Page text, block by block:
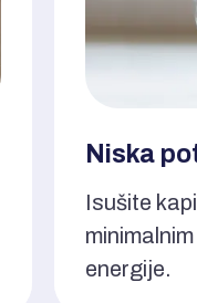
Niska
Isušite
energije.